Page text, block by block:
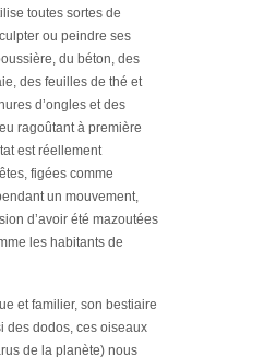
toutes sortes de
ou peindre ses
du béton, des
des feuilles de thé et
d’ongles et des
ragoûtant à première
est réellement
figées comme
un mouvement,
d’avoir été mazoutées
les habitants de
et familier, son bestiaire
des dodos, ces oiseaux
de la planète) nous